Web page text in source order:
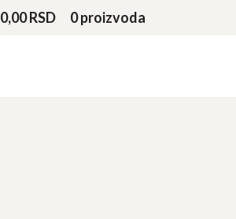
0,00 RSD 0 proizvoda